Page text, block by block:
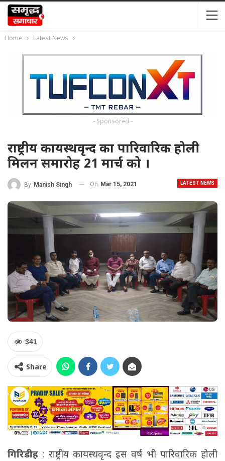
Home Latest News
- Sponsored -
राष्ट्रीय कायस्थवृन्द का पारिवारिक होली
मिलन समारोह 21 मार्च को ।
LATEST NEWS
By Manish Singh On Mar 15, 2021
341
Share
गिरिडीह : राष्ट्रीय कायस्थवृन्द इस वर्ष भी पारिवारिक होली